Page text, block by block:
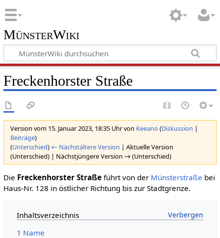
MünsterWiki
Freckenhorster Straße
Version vom 15. Januar 2023, 18:35 Uhr von Keeano (Diskussion |
Beiträge)
(Unterschied) ← Nächstältere Version | Aktuelle Version
(Unterschied) | Nächstjüngere Version → (Unterschied)
Die Freckenhorster Straßeführt von der Münsterstraße bei
Haus-Nr. 128 in östlicher Richtung bis zur Stadtgrenze.
Inhaltsverzeichnis
1 Name